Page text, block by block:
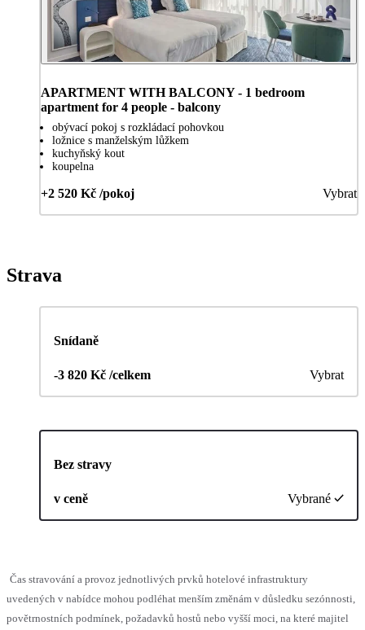
APARTMENT WITH BALCONY - 1 bedroom
apartment for 4 people - balcony
obývací pokoj s rozkládací pohovkou
ložnice s manželským lůžkem
kuchyňský kout
koupelna
+2 520 Kč /pokoj Vybrat
Strava
Snídaně
-3 820 Kč /celkem Vybrat
Bez stravy
v ceně Vybrané
Čas stravování a provoz jednotlivých prvků hotelové infrastruktury
uvedených v nabídce mohou podléhat menším změnám v důsledku sezónnosti,
povětrnostních podmínek, požadavků hostů nebo vyšší moci, na které majitel